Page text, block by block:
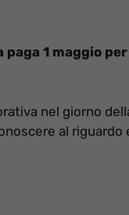
paga 1 maggio
nel giorno
al riguardo